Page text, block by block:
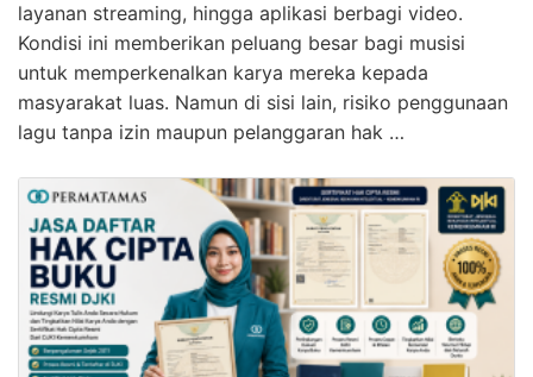
layanan streaming, hingga aplikasi berbagi video.
Kondisi ini memberikan peluang besar bagi musisi
untuk memperkenalkan karya mereka kepada
masyarakat luas. Namun di sisi lain, risiko penggunaan
lagu tanpa izin maupun pelanggaran hak …